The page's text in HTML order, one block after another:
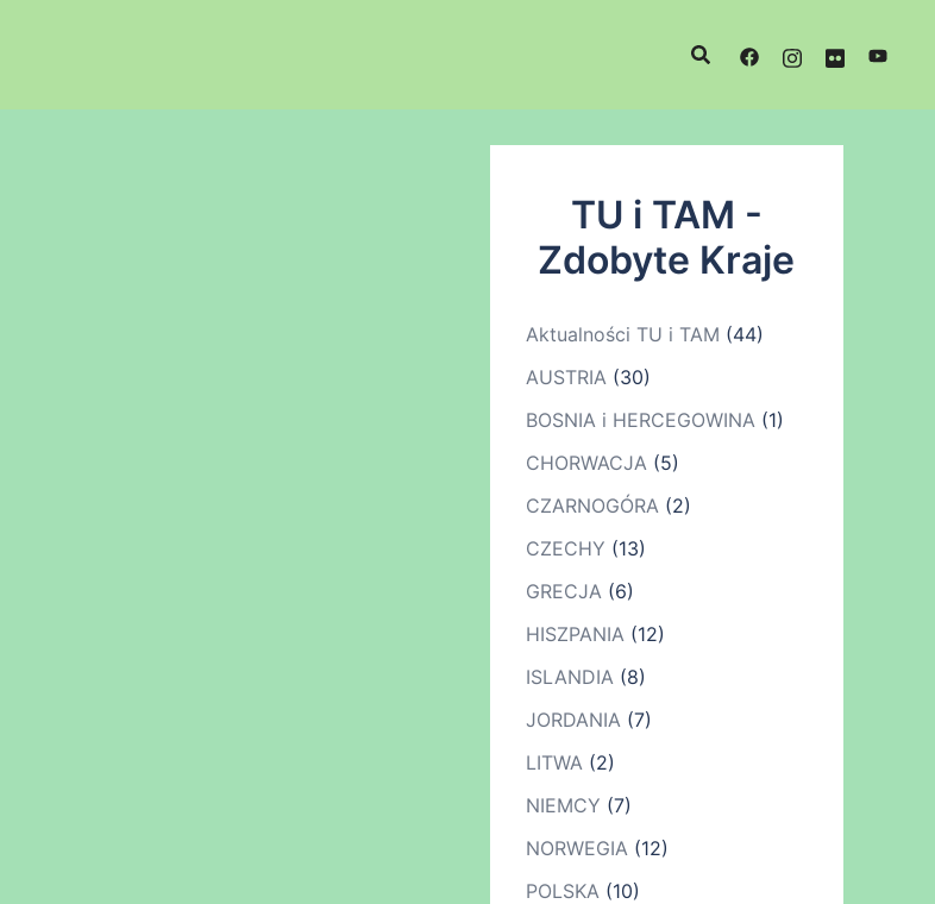
TU i TAM -
Zdobyte Kraje
Aktualności TU i TAM (44)
AUSTRIA(30)
BOSNIA i HERCEGOWINA(1)
CHORWACJA(5)
CZARNOGÓRA(2)
CZECHY (13)
GRECJA(6)
HISZPANIA(12)
ISLANDIA(8)
JORDANIA(7)
LITWA(2)
NIEMCY (7)
NORWEGIA(12)
POLSKA(10)